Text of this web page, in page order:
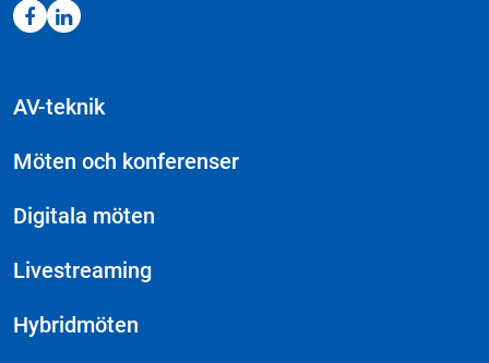
AV-teknik
Möten och konferenser
Digitala möten
Livestreaming
Hybridmöten